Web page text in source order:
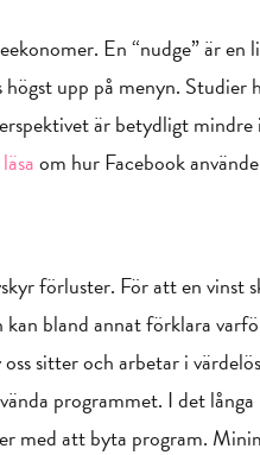
En “nudge” är
upp på menyn. Studier
är betydligt
om hur Facebook
förluster. För att en vinst
bland annat förklara
sitter och arbetar i
programmet. I det
med att byta program.